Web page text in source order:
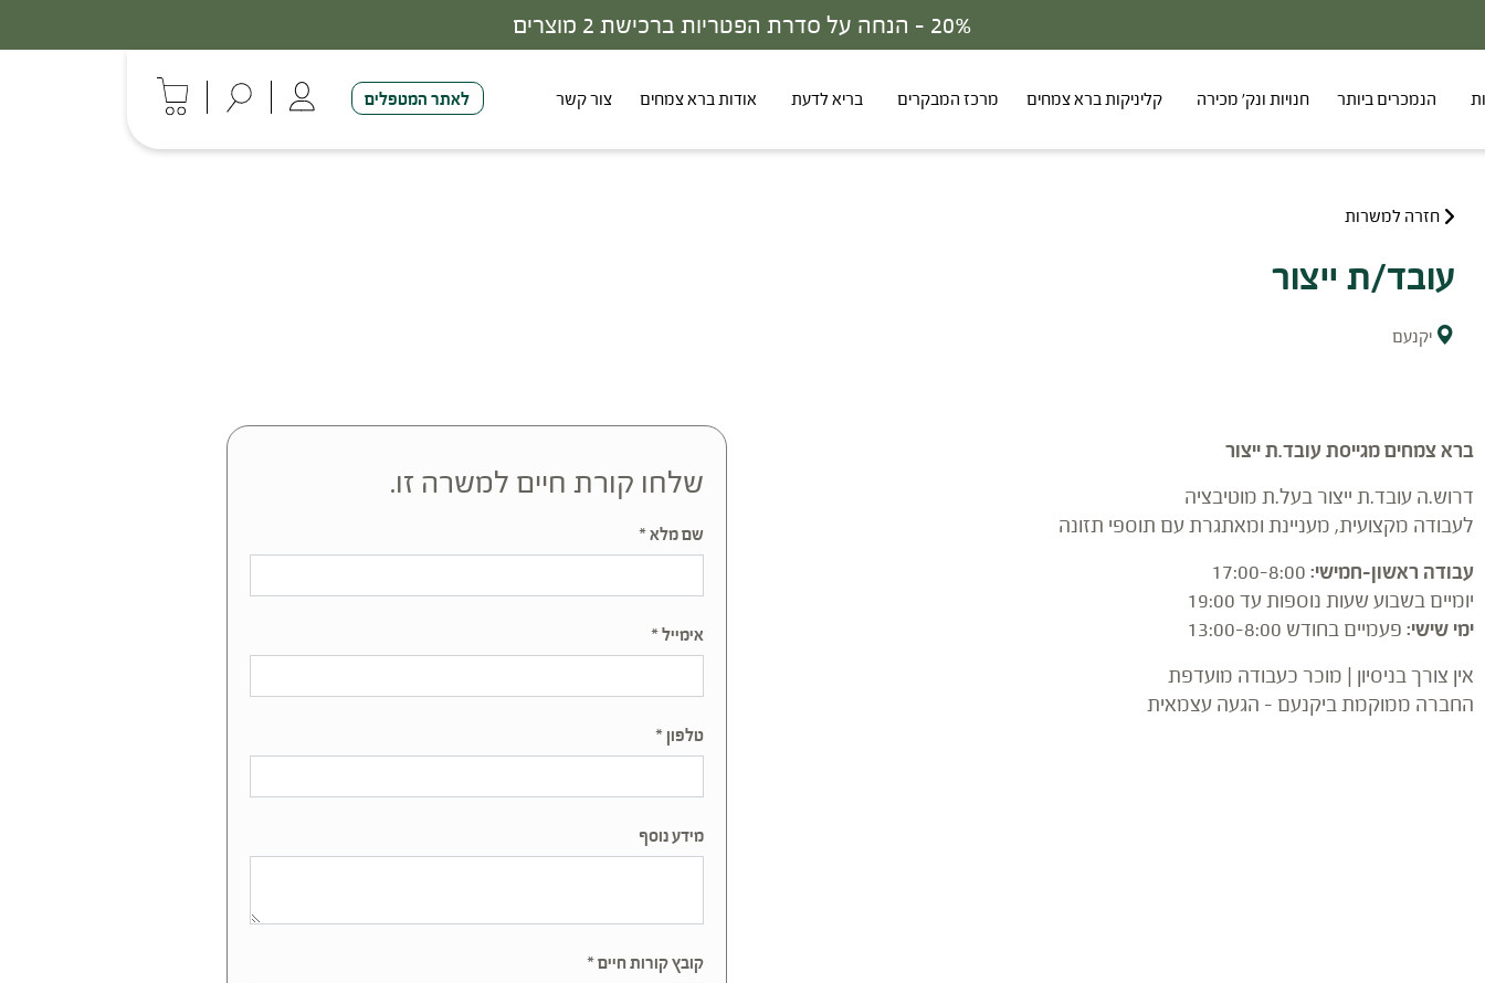
20% - הנחה על סדרת הפטריות ברכישת 2 מוצרים
הנמכרים ביותר חנויות ונק' מכירה קליניקות ברא צמחים מרכז המבקרים בריא לדעת אודות ברא צמחים צור קשר לאתר המטפלים
חזרה למשרות
עובד/ת ייצור
יקנעם
ברא צמחים מגייסת עובד.ת ייצור
דרוש.ה עובד.ת ייצור בעל.ת מוטיבציה
לעבודה מקצועית, מעניינת ומאתגרת עם תוספי תזונה
עבודה ראשון–חמישי:
יומיים בשבוע שעות נוספות עד 19:00
ימי שישי: פעמיים בחודש 8:00–13:00
אין צורך בניסיון | מוכר כעבודה מועדפת
החברה ממוקמת ביקנעם – הגעה עצמאית
שלחו קורת חיים למשרה זו.
שם מלא *
אימייל *
טלפון *
מידע נוסף
קובץ קורות חיים *